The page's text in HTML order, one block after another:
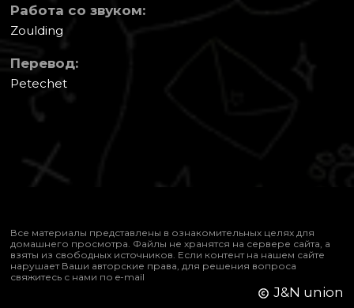
Работа со звуком:
Zoulding
Перевод:
Petechet
Все материалы представлены в ознакомительных целях для
домашнего просмотра. Файлы не хранятся на сервере сайта, а
взяты из свободных источников. Если контент на нашем сайте
нарушает Ваши авторские права, для решения вопроса
свяжитесь с нами по e-mail
J&N union